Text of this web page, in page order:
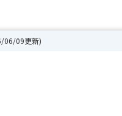
06/09更新)